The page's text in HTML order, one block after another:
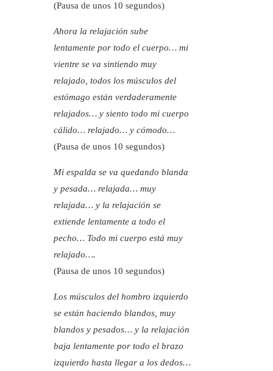
(Pausa de unos 10 segundos)
Ahora la relajación sube
lentamente por todo el cuerpo… mi
vientre se va sintiendo muy
relajado, todos los músculos del
estómago están verdaderamente
relajados… y siento todo mi cuerpo
cálido… relajado… y cómodo…
(Pausa de unos 10 segundos)
Mi espalda se va quedando blanda
y pesada… relajada… muy
relajada… y la relajación se
extiende lentamente a todo el
pecho… Todo mi cuerpo está muy
relajado….
(Pausa de unos 10 segundos)
Los músculos del hombro izquierdo
se están haciendo blandos, muy
blandos y pesados… y la relajación
baja lentamente por todo el brazo
izquierdo hasta llegar a los dedos…